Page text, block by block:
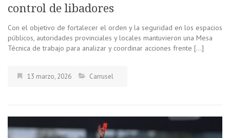
control de libadores
Con el objetivo de fortalecer el orden y la seguridad en los espacios
públicos, autoridades provinciales y locales mantuvieron una Mesa
Técnica de trabajo para analizar y coordinar acciones frente […]
13 marzo, 2026 Carrusel